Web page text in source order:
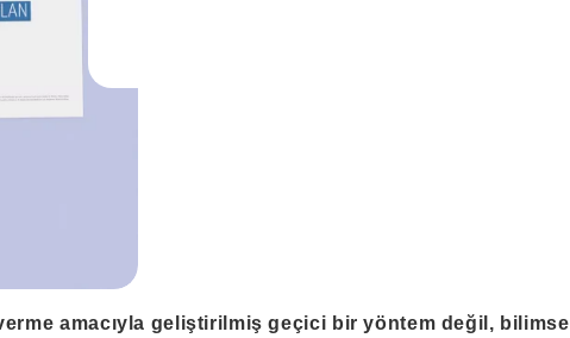
amacıyla geliştirilmiş geçici bir yöntem değil, bilimsel